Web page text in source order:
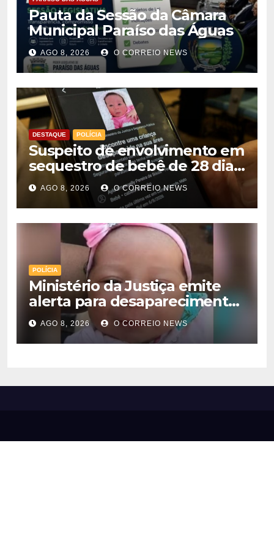
Pauta da Sessão da Câmara
Municipal Paraíso das Águas
AGO 8, 2026 O CORREIO NEWS
DESTAQUE POLÍCIA
Suspeito de envolvimento em
sequestro de bebê de 28 dias
é preso na Capital
AGO 8, 2026 O CORREIO NEWS
POLÍCIA
Ministério da Justiça emite
alerta para desaparecimento
de bebê de 28 dias em MS;
polícia apura suposto
sequestro
AGO 8, 2026 O CORREIO NEWS